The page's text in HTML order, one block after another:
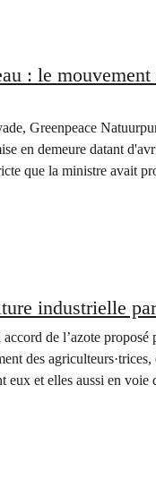
: le
Greenpeace
en demeure datant
que la ministre avait
industrielle
de l’azote
des
eux et elles aussi en voie